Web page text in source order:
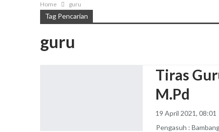
Home guru
Tag Pencarian
guru
Tiras
M.Pd
19 April 2021, 08:01
Pengasuh :